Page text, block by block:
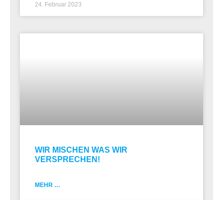
24. Februar 2023
WIR MISCHEN WAS WIR
VERSPRECHEN!
MEHR …